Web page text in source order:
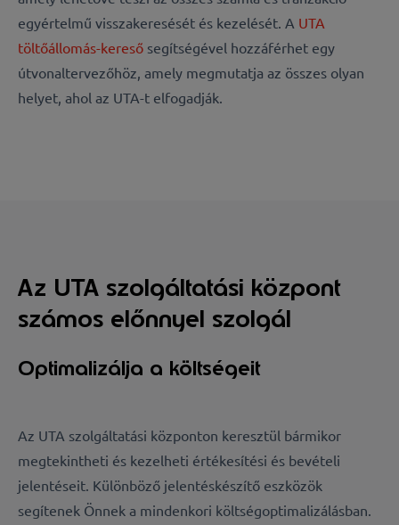
egyértelmű visszakeresését és kezelését. A UTA
töltőállomás-kereső segítségével hozzáférhet egy
útvonaltervezőhöz, amely megmutatja az összes olyan
helyet, ahol az UTA-t elfogadják.
Az UTA szolgáltatási központ
számos előnnyel szolgál
Optimalizálja a költségeit
Az UTA szolgáltatási központon keresztül bármikor
megtekintheti és kezelheti értékesítési és bevételi
jelentéseit. Különböző jelentéskészítő eszközök
segítenek Önnek a mindenkori költségoptimalizálásban.